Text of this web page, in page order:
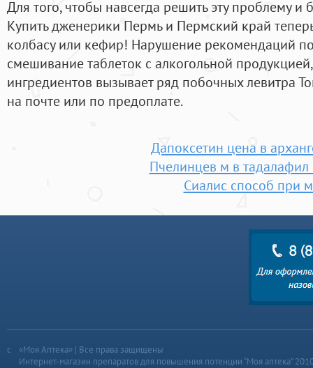
Для того, чтобы навсегда решить эту проблему и
Купить дженерики Пермь и Пермский край
колбасу или кефир! Нарушение рекомендаций
смешивание таблеток с алкогольной
ингредиентов вызывает ряд побочных левитра
на почте или по предоплате.
Дапоксетин цена в
Пчелинцев м в тадалафил
Сиалис способ при
«Моя Аптека» | Все права защищены
Интернет-магазин препаратов для повышения потенции “Моя аптека”